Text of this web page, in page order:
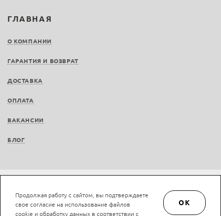
ГЛАВНАЯ
О КОМПАНИИ
ГАРАНТИЯ И ВОЗВРАТ
ДОСТАВКА
ОПЛАТА
ВАКАНСИИ
БЛОГ
Не является публичной офертой © LAN-art.ru, 2013—2026. Все права защищены.
Политика конфиденциальности.
Положение об обработке и защите персональных
данных.
Продолжая работу с сайтом, вы подтверждаете
свое согласие на использование файлов
cookie и обработку данных в соответствии с
OK